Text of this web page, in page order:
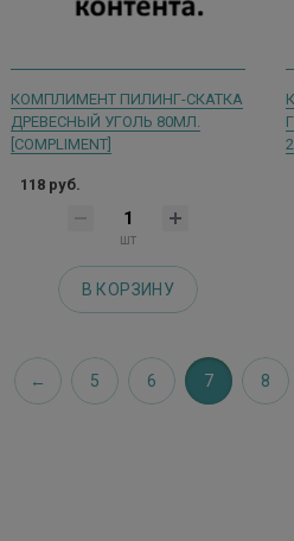
КОМПЛИМЕНТ ПИЛИНГ-СКАТКА
ДРЕВЕСНЫЙ УГОЛЬ 80МЛ.
[COMPLIMENT]
118 руб.
шт
В КОРЗИНУ
5 6 7 8